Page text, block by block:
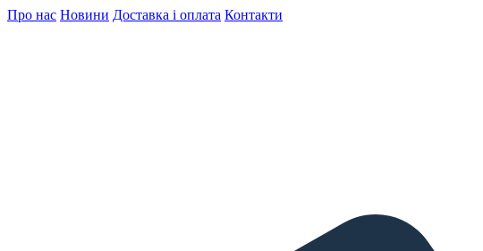
Про нас Новини Доставка і оплата Контакти